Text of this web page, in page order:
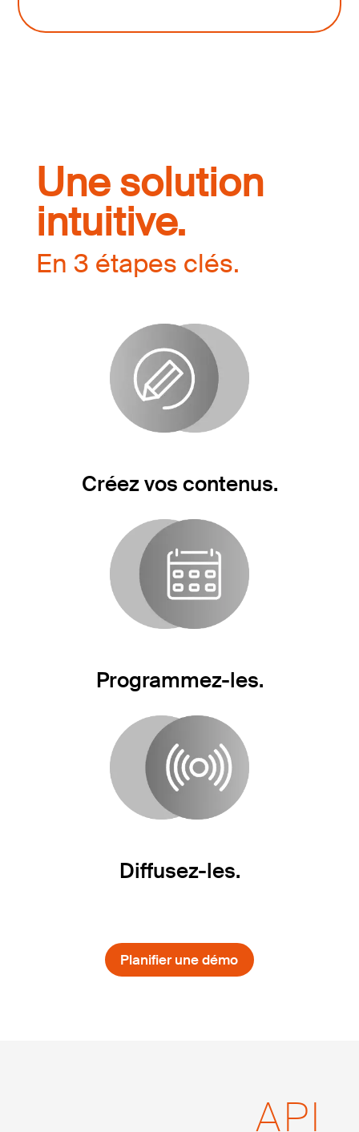
Une solution
intuitive.
En 3 étapes clés.
Créez vos contenus.
Programmez-les.
Diffusez-les.
Planifier une démo
API